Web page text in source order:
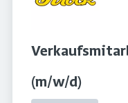
(m/w/d)